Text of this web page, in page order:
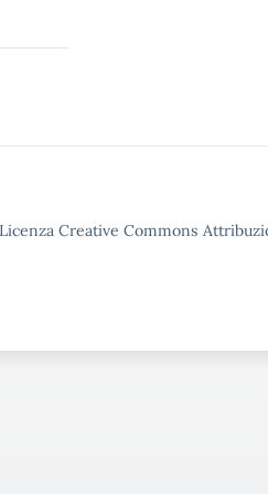
Creative Commons